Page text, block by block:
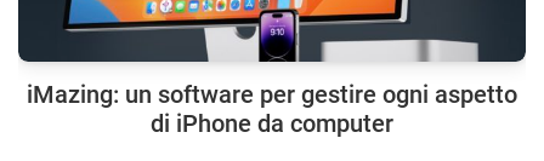
iMazing: un software per gestire ogni aspetto
di iPhone da computer